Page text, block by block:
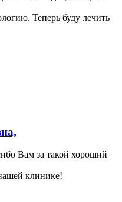
Теперь буду лечить
Вам за такой хороший
клинике!